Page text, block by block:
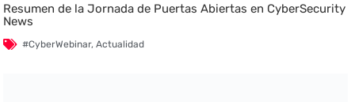
Resumen de la Jornada de Puertas Abiertas en CyberSecurity
News
#CyberWebinar,Actualidad